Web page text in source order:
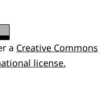
a Creative Commons
license.